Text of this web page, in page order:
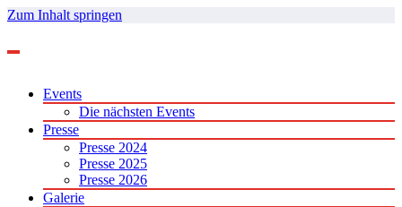
Zum Inhalt springen
Events
Die nächsten Events
Presse
Presse 2024
Presse 2025
Presse 2026
Galerie